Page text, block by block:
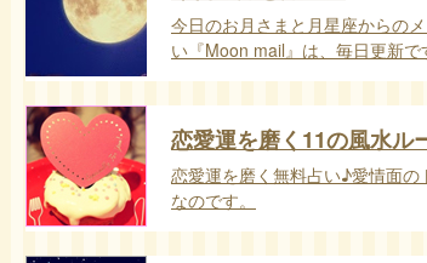
今日のお月さまと月星座からの
い『Moon mail』は、毎日更新
恋愛運を磨く11の風水ル
恋愛運を磨く無料占い♪愛情面
なのです。